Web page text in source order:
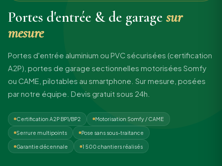
Portes d'entrée & de garage sur
mesure
Portes d'entrée aluminium ou PVC sécurisées (certification
A2P), portes de garage sectionnelles motorisées Somfy
ou CAME, pilotables au smartphone. Sur mesure, posées
par notre équipe. Devis gratuit sous 24h.
Certification A2P BP1/BP2 Motorisation Somfy / CAME
Serrure multipoints Pose sans sous-traitance
Garantie décennale 1 500 chantiers réalisés